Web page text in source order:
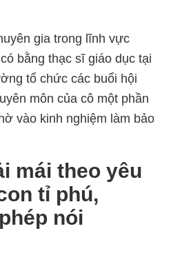
gia trong lĩnh vực
bằng thạc sĩ giáo dục tại
tổ chức các buổi hội
môn của cô một phần
vào kinh nghiệm làm bảo
mái theo yêu
tỉ phú,
nói